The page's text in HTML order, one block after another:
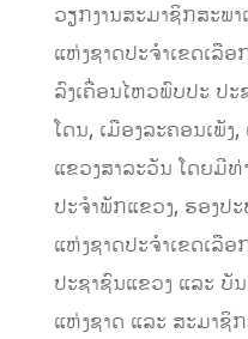
ວຽກງານສະມາຊິກສະພ
ແຫ່ງຊາດປະຈຳເຂດເລື
ລົງເຄື່ອນໄຫວພົບປະ ປະ
ໂດນ, ເມືອງລະຄອນເພັງ,
ແຂວງສາລະວັນ ໂດຍມີທ່
ປະຈຳພັກແຂວງ, ຮອງປ
ແຫ່ງຊາດປະຈຳເຂດເລື
ປະຊາຊົນແຂວງ ແລະ ບັ
ແຫ່ງຊາດ ແລະ ສະມາຊິ